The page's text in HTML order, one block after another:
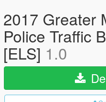
2017 Greater
Police Traffic
[ELS] 1.0